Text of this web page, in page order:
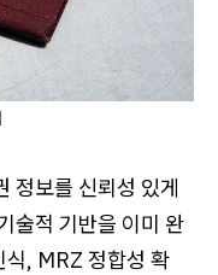
정보를 신뢰성 있게
술적 기반을 이미 완
식, MRZ 정합성 확